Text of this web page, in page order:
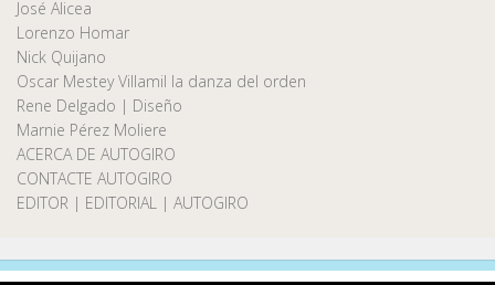
José Alicea
Lorenzo Homar
Nick Quijano
Oscar Mestey Villamil la danza del orden
Rene Delgado | Diseño
Marnie Pérez Moliere
ACERCA DE AUTOGIRO
CONTACTE AUTOGIRO
EDITOR | EDITORIAL | AUTOGIRO